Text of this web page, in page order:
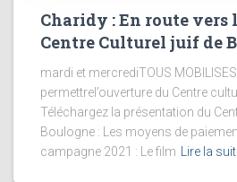
Charidy : En route vers
Centre Culturel juif de
mardi et mercrediTOUS
permettrel’ouverture du Centre
Téléchargez la présentation du
Boulogne : Les moyens de
campagne 2021 : Le film
Lire la